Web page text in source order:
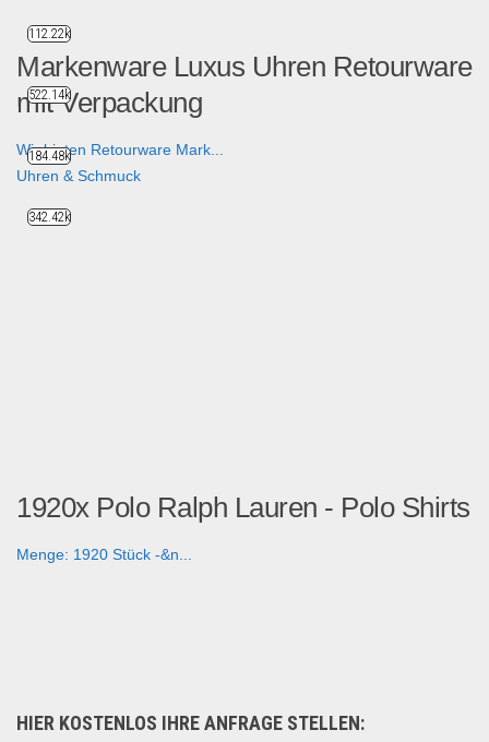
Markenware Luxus Uhren Retourware
mit Verpackung
Wir bieten Retourware Mark...
Uhren & Schmuck
1920x Polo Ralph Lauren - Polo Shirts
Menge: 1920 Stück -&n...
HIER KOSTENLOS IHRE ANFRAGE STELLEN:
112.22k
522.14k
184.48k
342.42k